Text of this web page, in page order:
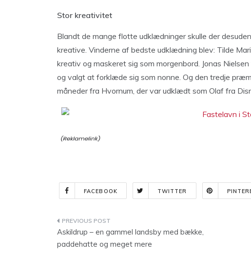
Stor kreativitet
Blandt de mange flotte udklædninger skulle der
kreative. Vinderne af bedste udklædning blev: Tilde
kreativ og maskeret sig som morgenbord. Jonas
og valgt at forklæde sig som nonne. Og den tredje
måneder fra Hvornum, der var udklædt som Olaf fra
FACEBOOK TWITTER
Indlægsnavigation
Askildrup – en gammel landsby med bække,
paddehatte og meget mere